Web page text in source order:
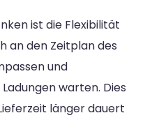
ist die Flexibilität
an den Zeitplan des
und
warten. Dies
länger dauert